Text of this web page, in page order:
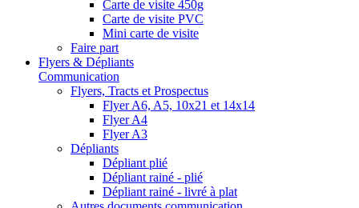
Carte de visite 450g
Carte de visite PVC
Mini carte de visite
Faire part
Flyers & Dépliants
Communication
Flyers, Tracts et Prospectus
Flyer A6, A5, 10x21 et 14x14
Flyer A4
Flyer A3
Dépliants
Dépliant plié
Dépliant rainé - plié
Dépliant rainé - livré à plat